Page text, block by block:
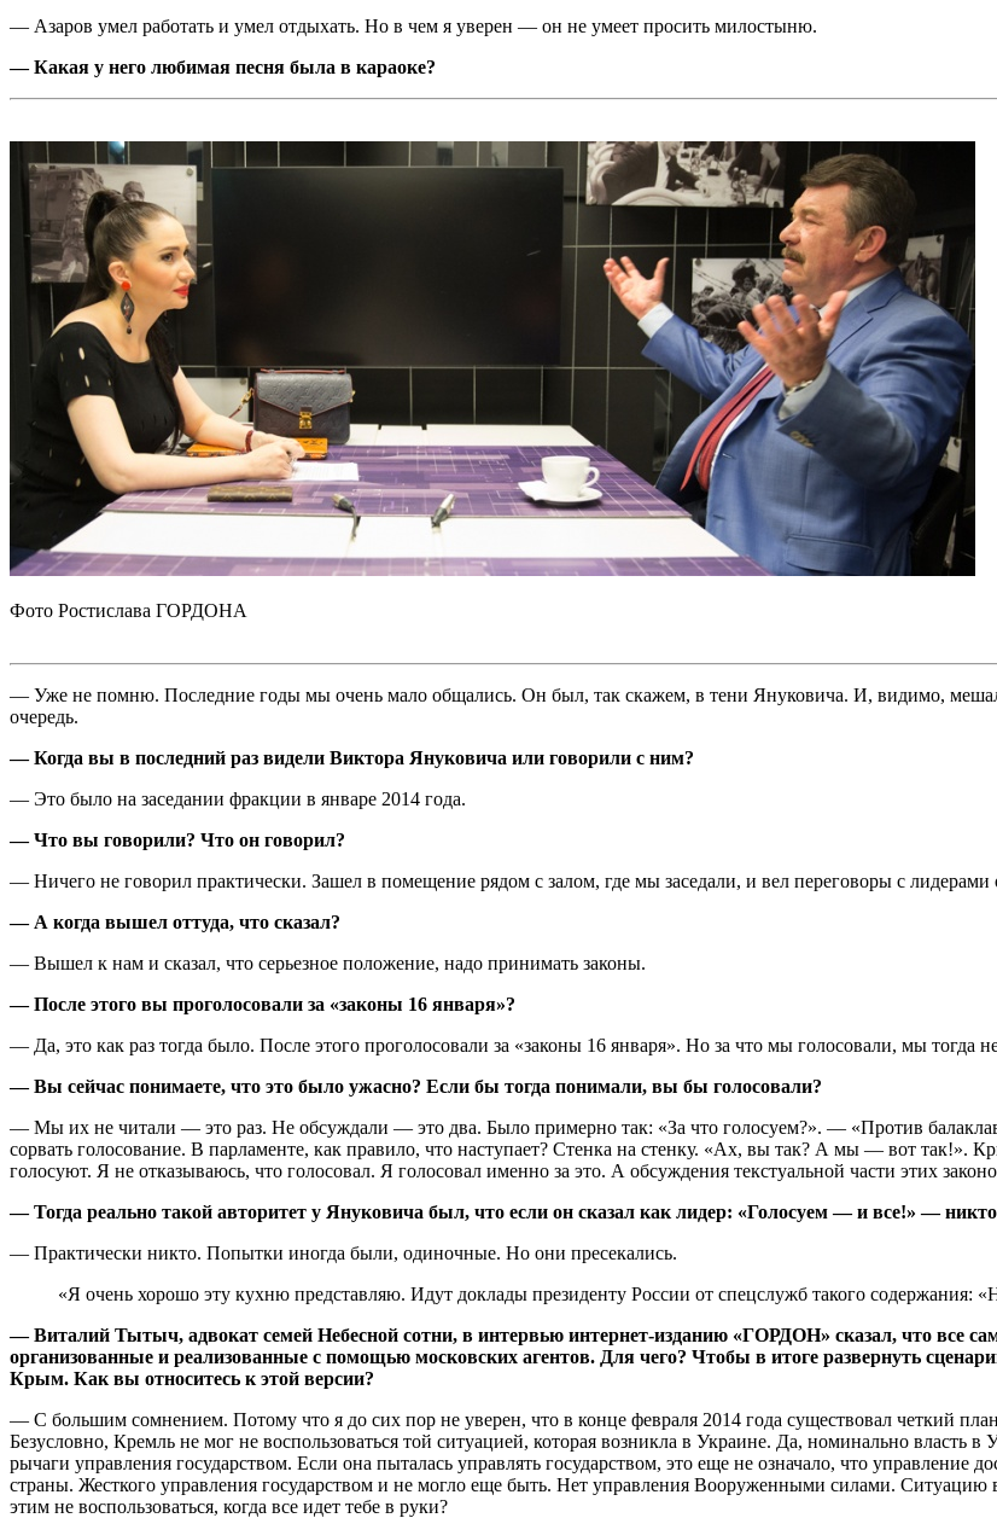
— Азаров умел работать и умел отдыхать. Но в чем я уверен — он не умеет просить милостыню.
— Какая у него любимая песня была в караоке?
Фото Ростислава ГОРДОНА
— Уже не помню. Последние годы мы очень мало общались. Он был, так скажем, в тени Януковича. И, видимо,
очередь.
— Когда вы в последний раз видели Виктора Януковича или говорили с ним?
— Это было на заседании фракции в январе 2014 года.
— Что вы говорили? Что он говорил?
— Ничего не говорил практически. Зашел в помещение рядом с залом, где мы заседали, и вел переговоры с лидерами
— А когда вышел оттуда, что сказал?
— Вышел к нам и сказал, что серьезное положение, надо принимать законы.
— После этого вы проголосовали за «законы 16 января»?
— Да, это как раз тогда было. После этого проголосовали за «законы 16 января». Но за что мы голосовали, мы тогда
— Вы сейчас понимаете, что это было ужасно? Если бы тогда понимали, вы бы голосовали?
— Мы их не читали — это раз. Не обсуждали — это два. Было примерно так: «За что голосуем?». — «Против
сорвать голосование. В парламенте, как правило, что наступает? Стенка на стенку. «Ах, вы так? А мы — вот так!».
голосуют. Я не отказываюсь, что голосовал. Я голосовал именно за это. А обсуждения текстуальной части этих
— Тогда реально такой авторитет у Януковича был, что если он сказал как лидер: «Голосуем — и все!» —
— Практически никто. Попытки иногда были, одиночные. Но они пресекались.
«Я очень хорошо эту кухню представляю. Идут доклады президенту России от спецслужб такого содержания:
— Виталий Тытыч, адвокат семей Не­бесной сотни, в интервью интернет-изданию «ГОРДОН» сказал, что все
организованные и реализованные с помощью московских агентов. Для чего? Чтобы в итоге развернуть
Крым. Как вы относитесь к этой версии?
— С большим сомнением. Потому что я до сих пор не уверен, что в конце февраля 2014 года существовал четкий
Безусловно, Кремль не мог не воспользоваться той ситуацией, которая возникла в Украине. Да, номинально власть
рычаги управления государством. Если она пыталась управлять государством, это еще не означало, что уп­равление
страны. Жесткого управления государст­вом и не могло еще быть. Нет управления Во­оруженными силами.
этим не воспользоваться, когда все идет тебе в руки?